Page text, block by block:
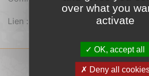
Lien : https://youtu.be/L6111DFy6l8
COMITÉ
over what you
activate
OK, accept all
Deny all